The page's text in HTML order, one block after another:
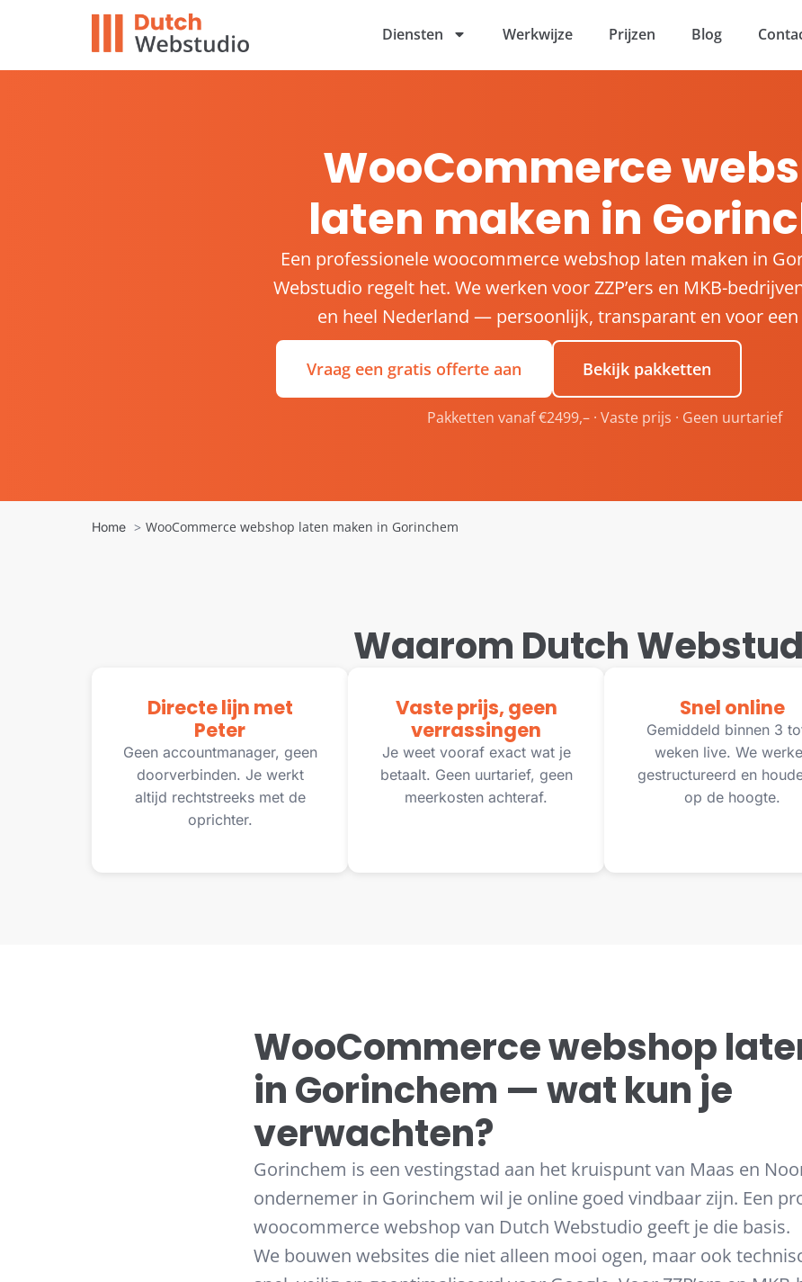
Diensten Werkwijze Prijzen Blog
WooCommerce
laten maken in
Een professionele woocommerce webshop laten maken in
Webstudio regelt het. We werken voor ZZP’ers en MKB-
en heel Nederland — persoonlijk, transparant en voor een
Vraag een gratis offerte aan Bekijk pakketten
Pakketten vanaf €2499,– · Vaste prijs · Geen uurtarief
Home WooCommerce webshop laten maken in Gorinchem
Waarom Dutch
Directe lijn met
Peter
Geen accountmanager, geen
doorverbinden. Je werkt
altijd rechtstreeks met de
oprichter.
Vaste prijs, geen
verrassingen
Je weet vooraf exact wat je
betaalt. Geen uurtarief, geen
meerkosten achteraf.
Snel online
Gemiddeld binnen 3
weken live. We
gestructureerd en
op de hoogte.
WooCommerce webshop
in Gorinchem — wat kun je
verwachten?
Gorinchem is een vestingstad aan het kruispunt van Maas en
ondernemer in Gorinchem wil je online goed vindbaar zijn. Een
woocommerce webshop van Dutch Webstudio geeft je die basis.
We bouwen websites die niet alleen mooi ogen, maar ook